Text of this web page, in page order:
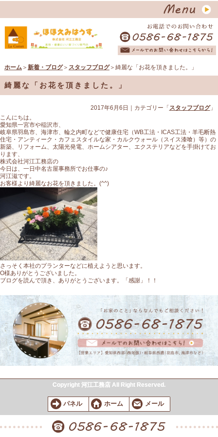
ホーム＞ 新着・ブログ＞ スタッフブログ＞綺麗な「お花を頂きました。」
綺麗な「お花を頂きました。」
2017年6月6日 ｜カテゴリー「 スタッフブログ」
こんにちは。
愛知県一宮市や稲沢市、
岐阜県羽島市、海津市、輪之内町などで健康住宅（WB工法・ICAS工法・羊毛断熱
住宅・アンティーク・カフェスタイルな家・カルクウォール（スイス漆喰）等）の
新築、リフォーム、太陽光発電、ホームシアター、エクステリアなどを手掛けてお
ります、
株式会社河江工務店の
今日は、一日中名古屋事務所でお仕事の♪
河江滋です。
お客様より綺麗なお花を頂きました。(^^)
さっそく本社のプランターなどに植えようと思います。
O様ありがとうございました。
ブログを読んで頂き、ありがとうございます。「感謝」！！
Copyright 河江工務店 All Right Reserved.
パネル ホーム メール